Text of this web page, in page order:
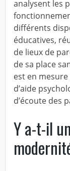
analysent les
différents
éducatives,
de lieux de
de sa place
est en
d’aide
d’écoute des
Y a-t-il